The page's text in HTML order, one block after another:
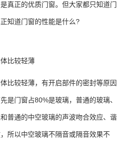
真正的优质门窗。但大家都只知道门
知道门窗的性能是什么?
比较轻薄
比较轻薄，有开启部件的密封等原因
是门窗占80%是玻璃，普通的玻璃、
普通的中空玻璃的声波吻合效应、谐
所以中空玻璃不隔音或隔音效果不